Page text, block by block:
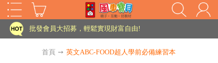
家長樂了!「風車書版集團暨FOOD超人企業總部」目前正興建中!
批發會員大招募，輕鬆實現財富自由!
首頁 ➙ 英文ABC-FOOD超人學前必備練習本